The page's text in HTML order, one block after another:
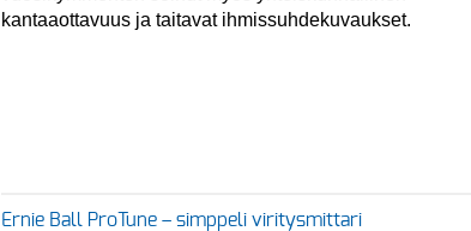
kantaaottavuus ja taitavat ihmissuhdekuvaukset.
Ernie Ball ProTune – simppeli viritysmittari